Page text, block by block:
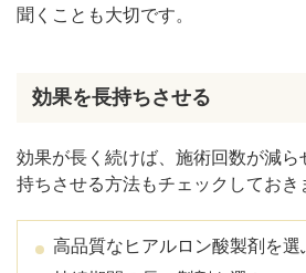
聞くことも大切です。
効果を長持ちさせる
効果が長く続けば、施術回数が減
持ちさせる方法もチェックしておき
高品質なヒアルロン酸製剤を選